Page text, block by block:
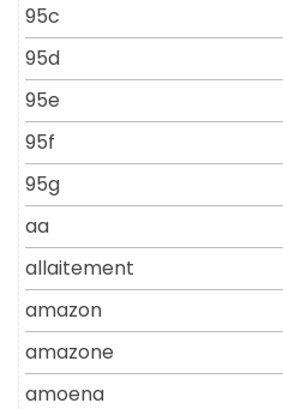
95c
95d
95e
95f
95g
aa
allaitement
amazon
amazone
amoena